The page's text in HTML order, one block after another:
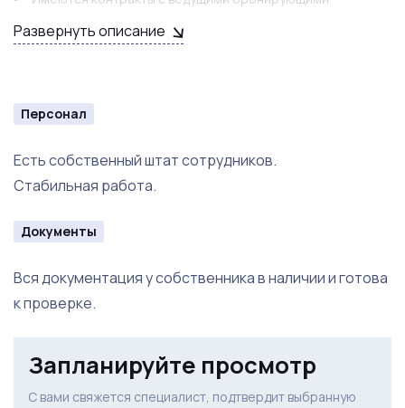
Развернуть описание
Персонал
Есть собственный штат сотрудников.
Стабильная работа.
Документы
Вся документация у собственника в наличии и готова
к проверке.
Запланируйте просмотр
С вами свяжется специалист, подтвердит выбранную